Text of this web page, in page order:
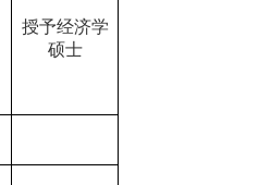
授予经济学
硕士